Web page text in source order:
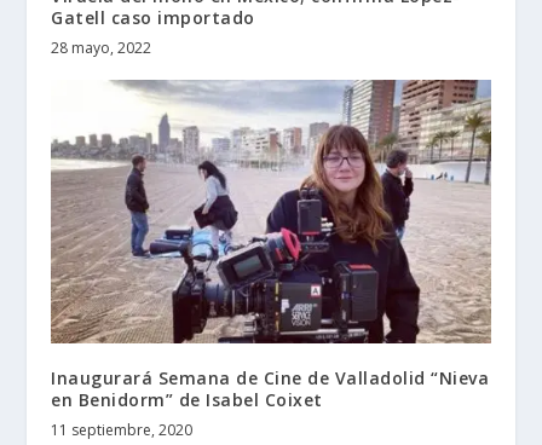
Gatell caso importado
28 mayo, 2022
Inaugurará Semana de Cine de Valladolid “Nieva
en Benidorm” de Isabel Coixet
11 septiembre, 2020